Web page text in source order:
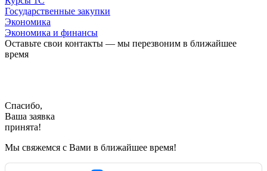
Государственные закупки
Экономика
Экономика и финансы
Оставьте свои контакты — мы перезвоним в ближайшее
время
Спасибо,
Ваша заявка
принята!
Мы свяжемся с Вами в ближайшее время!